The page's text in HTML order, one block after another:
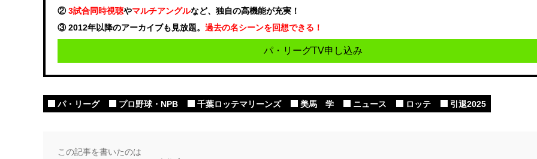
②3試合同時視聴やマルチアングルなど、独自の高機能が充実！
③ 2012年以降のアーカイブも見放題。 過去の名シーンを回想できる！
パ・リーグTV申し込み
パ・リーグ プロ野球・NPB 千葉ロッテマリーンズ 美馬 学 ニュース ロッテ 引退2025
この記事を書いたのは